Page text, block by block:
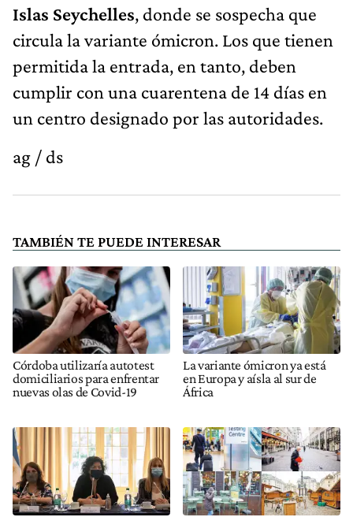
Islas Seychelles, donde se sospecha que
circula la variante ómicron. Los que tienen
permitida la entrada, en tanto, deben
cumplir con una cuarentena de 14 días en
un centro designado por las autoridades.
ag / ds
TAMBIÉN TE PUEDE INTERESAR
Córdoba utilizaría autotest
domiciliarios para enfrentar
nuevas olas de Covid-19
La variante ómicron ya está
en Europa y aísla al sur de
África